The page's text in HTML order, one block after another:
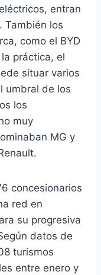
entran
También los
como el BYD
práctica, el
situar varios
umbral de los
los
muy
MG y
concesionarios
red en
su progresiva
datos de
turismos
entre enero y